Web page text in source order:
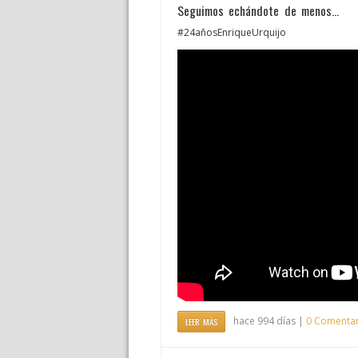
Seguimos echándote de menos…
#24añosEnriqueUrquijo
LEER MÁS hace 994 días | 0